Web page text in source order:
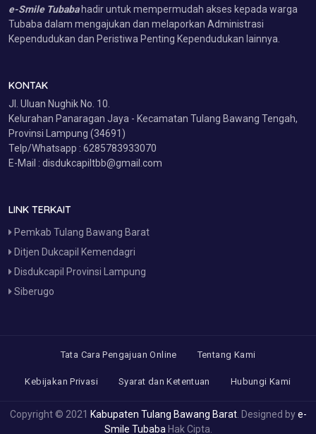
e-Smile Tubabahadir untuk mempermudah akses kepada warga
Tubaba dalam mengajukan dan melaporkan Administrasi
Kependudukan dan Peristiwa Penting Kependudukan lainnya.
KONTAK
Jl. Uluan Nughik No. 10.
Kelurahan Panaragan Jaya - Kecamatan Tulang Bawang Tengah,
Provinsi Lampung (34691)
Telp/Whatsapp : 6285783933070
E-Mail : disdukcapiltbb@gmail.com
LINK TERKAIT
Pemkab Tulang Bawang Barat
Ditjen Dukcapil Kemendagri
Disdukcapil Provinsi Lampung
Siberugo
Tata Cara Pengajuan Online Tentang Kami
Kebijakan Privasi Syarat dan Ketentuan Hubungi Kami
Copyright © 2021 Kabupaten Tulang Bawang Barat. Designed bye-
Smile Tubaba Hak Cipta.